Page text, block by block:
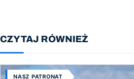
CZYTAJ RÓWNIEŻ
NASZ PATRONAT